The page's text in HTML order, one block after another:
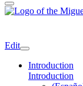
Edit
Introduction
Introduction